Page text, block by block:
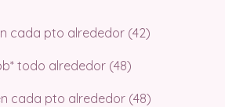
cada pto alrededor (42)
todo alrededor (48)
cada pto alrededor (48)